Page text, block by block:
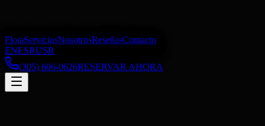
FlotaServiciosNosotrosReseñasContacto
ENESRUSR
(305) 606-0626RESERVAR AHORA